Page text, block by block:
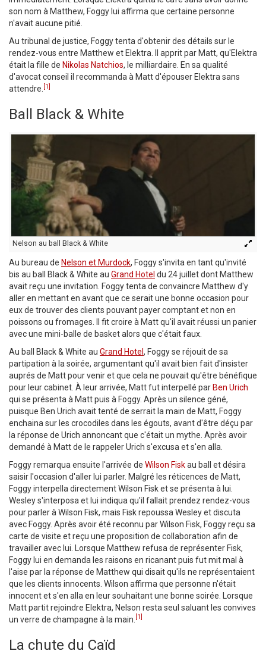
son nom à Matthew, Foggy lui affirma que certaine personne
n'avait aucune pitié.
Au tribunal de justice, Foggy tenta d'obtenir des détails sur le
rendez-vous entre Matthew et Elektra. Il apprit par Matt, qu'Elektra
était la fille de Nikolas Natchios, le milliardaire. En sa qualité
d'avocat conseil il recommanda à Matt d'épouser Elektra sans
attendre. [1]
Ball Black & White
Nelson au ball Black & White
Au bureau de Nelson et Murdock, Foggy s'invita en tant qu'invité
bis au ball Black & White au Grand Hotel du 24 juillet dont Matthew
avait reçu une invitation. Foggy tenta de convaincre Matthew d'y
aller en mettant en avant que ce serait une bonne occasion pour
eux de trouver des clients pouvant payer comptant et non en
poissons ou fromages. Il fit croire à Matt qu'il avait réussi un panier
avec une mini-balle de basket alors que c'était faux.
Au ball Black & White au Grand Hotel , Foggy se réjouit de sa
partipation à la soirée, argumentant qu'il avait bien fait d'insister
auprés de Matt pour venir et que cela ne pouvait qu'être bénéfique
pour leur cabinet. À leur arrivée, Matt fut interpellé par Ben Urich
qui se présenta à Matt puis à Foggy. Après un silence géné,
puisque Ben Urich avait tenté de serrait la main de Matt, Foggy
enchaina sur les crocodiles dans les égouts, avant d'être déçu par
la réponse de Urich annoncant que c'était un mythe. Après avoir
demandé à Matt de le rappeler Urich s'excusa et s'en alla.
Foggy remarqua ensuite l'arrivée de Wilson Fiskau ball et désira
saisir l'occasion d'aller lui parler. Malgré les réticences de Matt,
Foggy interpella directement Wilson Fisk et se présenta à lui.
Wesley s'interposa et lui indiqua qu'il fallait prendez rendez-vous
pour parler à Wilson Fisk, mais Fisk repoussa Wesley et discuta
avec Foggy. Après avoir été reconnu par Wilson Fisk, Foggy reçu sa
carte de visite et reçu une proposition de collaboration afin de
travailler avec lui. Lorsque Matthew refusa de représenter Fisk,
Foggy lui en demanda les raisons en ricanant puis fut mit mal à
l'aise par la réponse de Matthew qui disait qu'ils ne représentaient
que les clients innocents. Wilson affirma que personne n'était
innocent et s'en alla en leur souhaitant une bonne soirée. Lorsque
Matt partit rejoindre Elektra, Nelson resta seul saluant les convives
un verre de champagne à la main.
[1]
La chute du Caïd